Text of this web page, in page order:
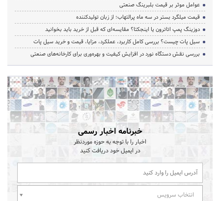
عوامل موثر بر قیمت بلبرینگ صنعتی
قیمت میلگرد بستر در سه ماه پرالتهاب؛ از زبان تولیدکننده
دوزینگ پمپ اتاترون یا اینجکتا؟ مقایسه‌ای که قبل از خرید باید بخوانید
سیل پات چیست؟ بررسی کامل کاربرد، عملکرد، مزایا، قیمت و خرید سیل پات
بررسی نقش دستگاه نورد در افزایش کیفیت و بهره‌وری برای کارخانه‌های صنعتی
خبرنامه اخبار رسمی
اخبار را با توجه به حوزه موردنظر
در ایمیل خود دریافت کنید
انتخاب سرویس